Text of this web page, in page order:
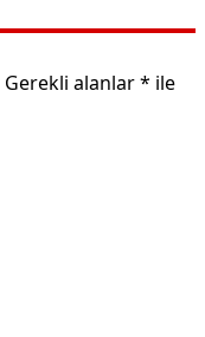
Gerekli alanlar* ile